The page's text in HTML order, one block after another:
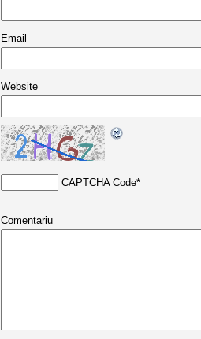
Email
Website
CAPTCHA Code*
Comentariu